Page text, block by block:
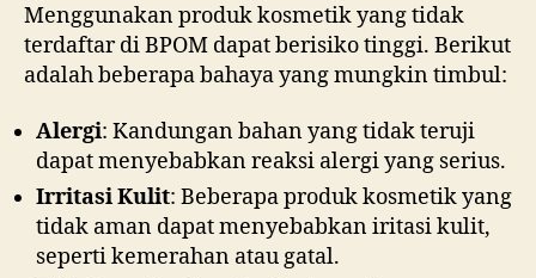
Menggunakan produk kosmetik yang tidak
terdaftar di BPOM dapat berisiko tinggi. Berikut
adalah beberapa bahaya yang mungkin timbul:
Alergi: Kandungan bahan yang tidak teruji
dapat menyebabkan reaksi alergi yang serius.
Irritasi Kulit: Beberapa produk kosmetik yang
tidak aman dapat menyebabkan iritasi kulit,
seperti kemerahan atau gatal.